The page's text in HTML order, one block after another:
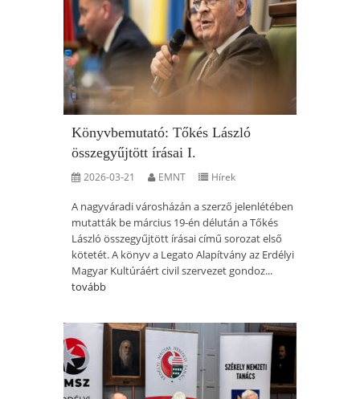
Könyvbemutató: Tőkés László
összegyűjtött írásai I.
2026-03-21 EMNT Hírek
A nagyváradi városházán a szerző jelenlétében
mutatták be március 19-én délután a Tőkés
László összegyűjtött írásai című sorozat első
kötetét. A könyv a Legato Alapítvány az Erdélyi
Magyar Kultúráért civil szervezet gondoz...
tovább